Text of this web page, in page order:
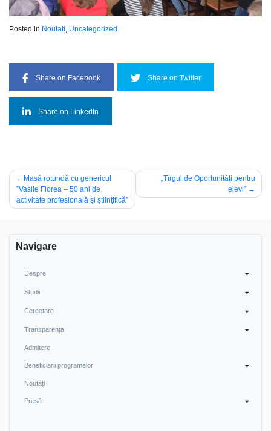
Posted in Noutati Uncategorized
Share on Facebook Share on Twitter
Share on LinkedIn
Navigare
în
articole
Masă rotundă cu genericul
”Vasile Florea – 50 ani de
activitate profesională şi ştiinţifică”
„Tîrgul de Oportunităţi pentru
elevi”
Navigare
Despre
Studii
Cercetare
Transparența
Admitere
Beneficiarii programelor
Noutăți
Presă